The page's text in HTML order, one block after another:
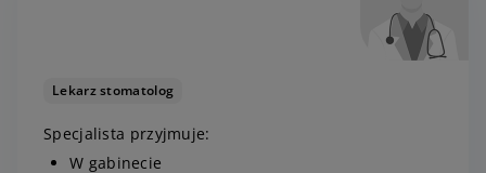
Lekarz stomatolog
Specjalista przyjmuje:
W gabinecie